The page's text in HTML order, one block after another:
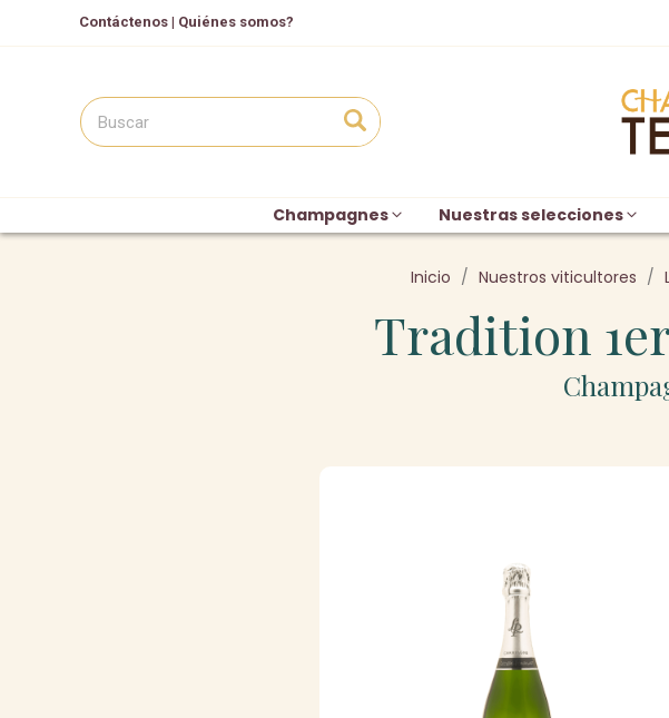
Contáctenos | Quiénes somos?
Champagnes Nuestras selecciones
Inicio Nuestros viticultores
Tradition